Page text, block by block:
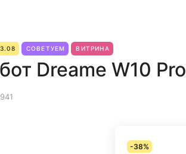
СОВЕТУЕМ ВИТРИНА
Dreame W10 Pro
-38%